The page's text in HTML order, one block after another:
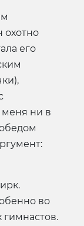
охотно
его
меня ни в
во